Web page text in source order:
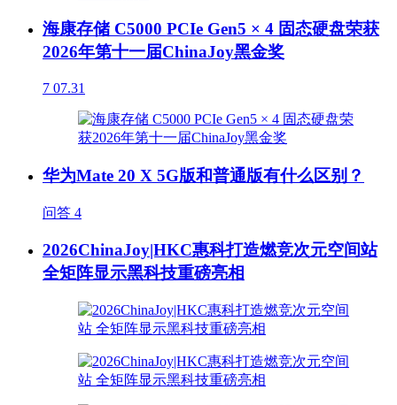
海康存储 C5000 PCIe Gen5 × 4 固态硬盘荣获
2026年第十一届ChinaJoy黑金奖
7 07.31
华为Mate 20 X 5G版和普通版有什么区别？
问答 4
2026ChinaJoy|HKC惠科打造燃竞次元空间站
全矩阵显示黑科技重磅亮相